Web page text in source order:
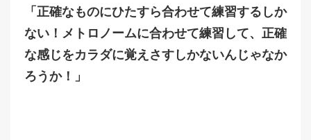
「正確なものにひたすら合わせて練習するしか
ない！メトロノームに合わせて練習して、正確
な感じをカラダに覚えさすしかないんじゃなか
ろうか！」